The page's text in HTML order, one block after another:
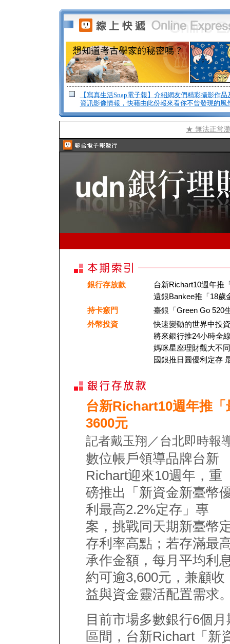
【寫真生活Snap電子報】介紹網友們精彩攝影作品
資訊影像情報，快藉由此份報來看你不曾發現的風
★ 無法正常
銀行存放款
台新Richart10週年推
遠銀Bankee推「18歲
持卡竅門
臺銀「Green Go 520
外幣投資
快速變動的世界中投
將來銀行推24小時全
媽咪星座理財觀大不
國銀推日圓優利定存
台新Richart10週年推
3600元
記者戴玉翔／台北即時報
數位帳戶領導品牌台新
Richart迎來10週年，重
磅推出「新資金新臺幣
利最高2.2%定存」專
案，挑戰同天期新臺幣
存利率高點；若存滿最
承作金額，每月平均利
約可逾3,600元，兼顧收
益與資金靈活配置需求
目前市場多數銀行6個
區間，台新Richart「新